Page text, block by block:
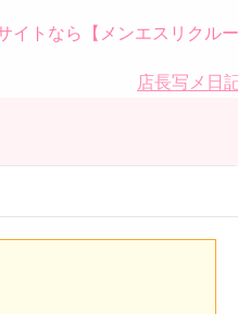
トなら【メンエスリクルー
店長写メ日記